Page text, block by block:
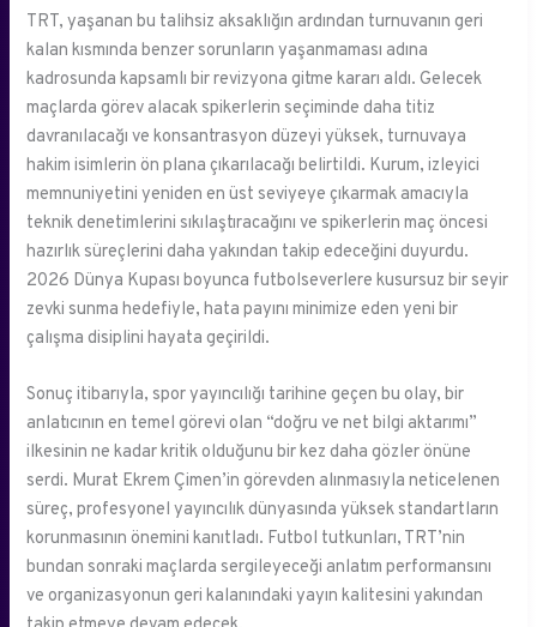
TRT, yaşanan bu talihsiz aksaklığın ardından turnuvanın geri
kalan kısmında benzer sorunların yaşanmaması adına
kadrosunda kapsamlı bir revizyona gitme kararı aldı. Gelecek
maçlarda görev alacak spikerlerin seçiminde daha titiz
davranılacağı ve konsantrasyon düzeyi yüksek, turnuvaya
hakim isimlerin ön plana çıkarılacağı belirtildi. Kurum, izleyici
memnuniyetini yeniden en üst seviyeye çıkarmak amacıyla
teknik denetimlerini sıkılaştıracağını ve spikerlerin maç öncesi
hazırlık süreçlerini daha yakından takip edeceğini duyurdu.
2026 Dünya Kupası boyunca futbolseverlere kusursuz bir seyir
zevki sunma hedefiyle, hata payını minimize eden yeni bir
çalışma disiplini hayata geçirildi.
Sonuç itibarıyla, spor yayıncılığı tarihine geçen bu olay, bir
anlatıcının en temel görevi olan “doğru ve net bilgi aktarımı”
ilkesinin ne kadar kritik olduğunu bir kez daha gözler önüne
serdi. Murat Ekrem Çimen’in görevden alınmasıyla neticelenen
süreç, profesyonel yayıncılık dünyasında yüksek standartların
korunmasının önemini kanıtladı. Futbol tutkunları, TRT’nin
bundan sonraki maçlarda sergileyeceği anlatım performansını
ve organizasyonun geri kalanındaki yayın kalitesini yakından